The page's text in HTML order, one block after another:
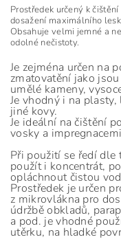
Prostředek určený k
dosažení maximálního
Obsahuje velmi jemné a
odolné nečistoty.
Je zejména určen na
zmatovatění jako
umělé kameny,
Je vhodný i na
jiné kovy.
Je ideální na čištění
vosky a
Při použití se ředí
použít i koncentrát,
opláchnout čistou
Prostředek je určen
z mikrovlákna pro
údržbě obkladů,
a pod. je vhodné
utěrku, na hladké